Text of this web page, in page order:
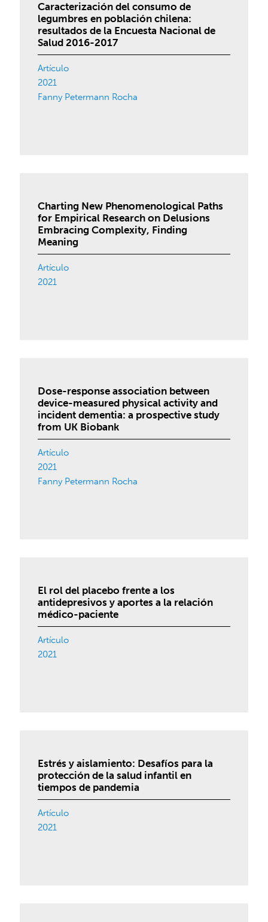
Caracterización del consumo de
legumbres en población chilena:
resultados de la Encuesta Nacional de
Salud 2016-2017
Artículo
2021
Fanny Petermann Rocha
Charting New Phenomenological Paths
for Empirical Research on Delusions
Embracing Complexity, Finding
Meaning
Artículo
2021
Dose-response association between
device-measured physical activity and
incident dementia: a prospective study
from UK Biobank
Artículo
2021
Fanny Petermann Rocha
El rol del placebo frente a los
antidepresivos y aportes a la relación
médico-paciente
Artículo
2021
Estrés y aislamiento: Desafíos para la
protección de la salud infantil en
tiempos de pandemia
Artículo
2021